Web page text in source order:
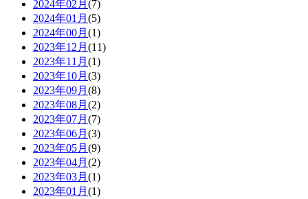
2024年02月 (7)
2024年01月 (5)
2024年00月 (1)
2023年12月 (11)
2023年11月 (1)
2023年10月 (3)
2023年09月 (8)
2023年08月 (2)
2023年07月 (7)
2023年06月 (3)
2023年05月 (9)
2023年04月 (2)
2023年03月 (1)
2023年01月 (1)